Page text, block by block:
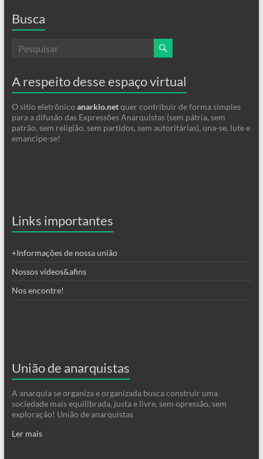
Busca
A respeito desse espaço virtual
O sitio eletrônico anarkio.netquer contribuir de forma simples
para a difusão das Expressões Anarquistas (sem pátria, sem
patrão, sem religião, sem partidos, sem autoritárias), una-se, lute e
emancipe-se!
Links importantes
+Informações de nossa união
Nossos videos&afins
Nos encontre!
União de anarquistas
A anarquia se organiza e organizada busca construir uma
sociedade mais equilibrada, justa e livre, sem opressão, sem
exploração! União de anarquistas
Ler mais